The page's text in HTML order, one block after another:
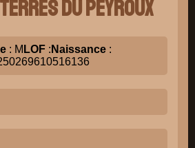
DU PEYROUX
: M LOF : Naissance :